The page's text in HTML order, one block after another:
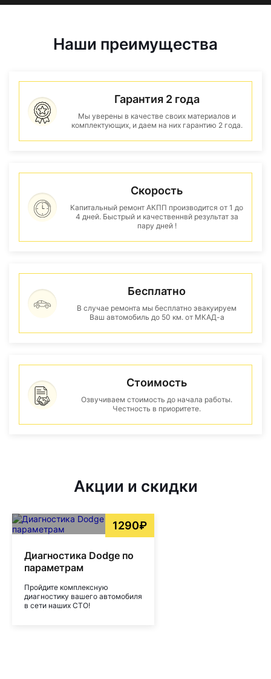
Наши преимущества
Гарантия 2 года
Мы уверены в качестве своих материалов и
комплектующих, и даем на них гарантию 2 года.
Скорость
Капитальный ремонт АКПП производится от 1 до
4 дней. Быстрый и качественнвй результат за
пару дней !
Бесплатно
В случае ремонта мы бесплатно эвакуируем
Ваш автомобиль до 50 км. от МКАД-а
Стоимость
Озвучиваем стоимость до начала работы.
Честность в приоритете.
Акции и скидки
1290₽
Диагностика Dodge по
параметрам
Пройдите комплексную
диагностику вашего автомобиля
в сети наших СТО!